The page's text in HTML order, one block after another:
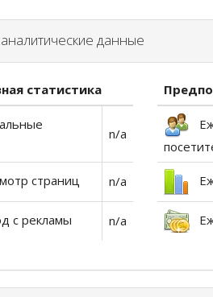
данные
статистика
n/a
страниц n/a
с рекламы n/a